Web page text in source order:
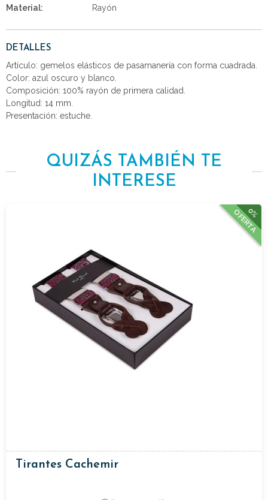
Material:
Rayón
DETALLES
Artículo: gemelos elásticos de pasamanería con forma cuadrada.
Color: azul oscuro y blanco.
Composición: 100% rayón de primera calidad.
Longitud: 14 mm.
Presentación: estuche.
QUIZÁS TAMBIÉN TE
INTERESE
0%
OFERTA
Tirantes Cachemir